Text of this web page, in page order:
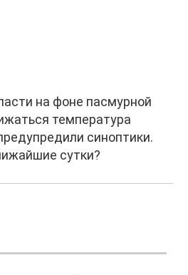
на фоне пасмурной
температура
синоптики.
сутки?